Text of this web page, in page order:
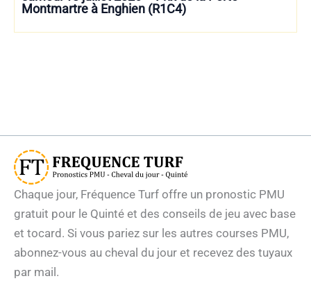
Montmartre à Enghien (R1C4)
Chaque jour, Fréquence Turf offre un pronostic PMU
gratuit pour le Quinté et des conseils de jeu avec base
et tocard. Si vous pariez sur les autres courses PMU,
abonnez-vous au cheval du jour et recevez des tuyaux
par mail.